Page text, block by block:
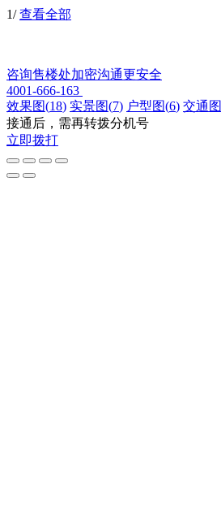
1/ 查看全部
咨询售楼处加密沟通更安全
4001-666-163
效果图(18) 实景图(7) 户型图(6) 交通图
接通后，需再转拨分机号
立即拨打